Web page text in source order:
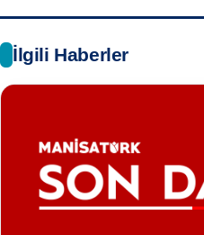
İlgili Haberler